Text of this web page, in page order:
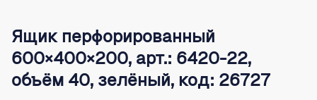
Ящик перфорированный
600×400×200, арт.: 6420-22,
объём 40, зелёный, код: 26727